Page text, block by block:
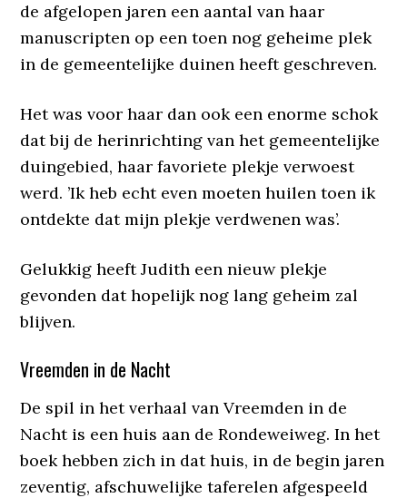
de afgelopen jaren een aantal van haar
manuscripten op een toen nog geheime plek
in de gemeentelijke duinen heeft geschreven.
Het was voor haar dan ook een enorme schok
dat bij de herinrichting van het gemeentelijke
duingebied, haar favoriete plekje verwoest
werd. ’Ik heb echt even moeten huilen toen ik
ontdekte dat mijn plekje verdwenen was’.
Gelukkig heeft Judith een nieuw plekje
gevonden dat hopelijk nog lang geheim zal
blijven.
Vreemden in de Nacht
De spil in het verhaal van Vreemden in de
Nacht is een huis aan de Rondeweiweg. In het
boek hebben zich in dat huis, in de begin jaren
zeventig, afschuwelijke taferelen afgespeeld